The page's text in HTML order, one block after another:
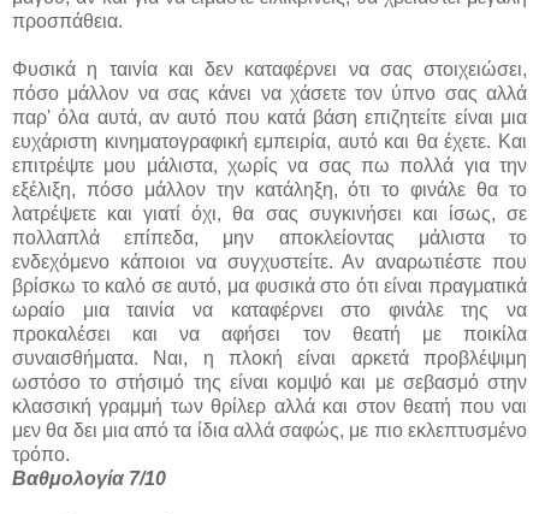
προσπάθεια.
Φυσικά η ταινία και δεν καταφέρνει να σας στοιχειώσει,
πόσο μάλλον να σας κάνει να χάσετε τον ύπνο σας αλλά
παρ' όλα αυτά, αν αυτό που κατά βάση επιζητείτε είναι μια
ευχάριστη κινηματογραφική εμπειρία, αυτό και θα έχετε. Και
επιτρέψτε μου μάλιστα, χωρίς να σας πω πολλά για την
εξέλιξη, πόσο μάλλον την κατάληξη, ότι το φινάλε θα το
λατρέψετε και γιατί όχι, θα σας συγκινήσει και ίσως, σε
πολλαπλά επίπεδα, μην αποκλείοντας μάλιστα το
ενδεχόμενο κάποιοι να συγχυστείτε. Αν αναρωτιέστε που
βρίσκω το καλό σε αυτό, μα φυσικά στο ότι είναι πραγματικά
ωραίο μια ταινία να καταφέρνει στο φινάλε της να
προκαλέσει και να αφήσει τον θεατή με ποικίλα
συναισθήματα. Ναι, η πλοκή είναι αρκετά προβλέψιμη
ωστόσο το στήσιμό της είναι κομψό και με σεβασμό στην
κλασσική γραμμή των θρίλερ αλλά και στον θεατή που ναι
μεν θα δει μια από τα ίδια αλλά σαφώς, με πιο εκλεπτυσμένο
τρόπο.
Βαθμολογία 7/10